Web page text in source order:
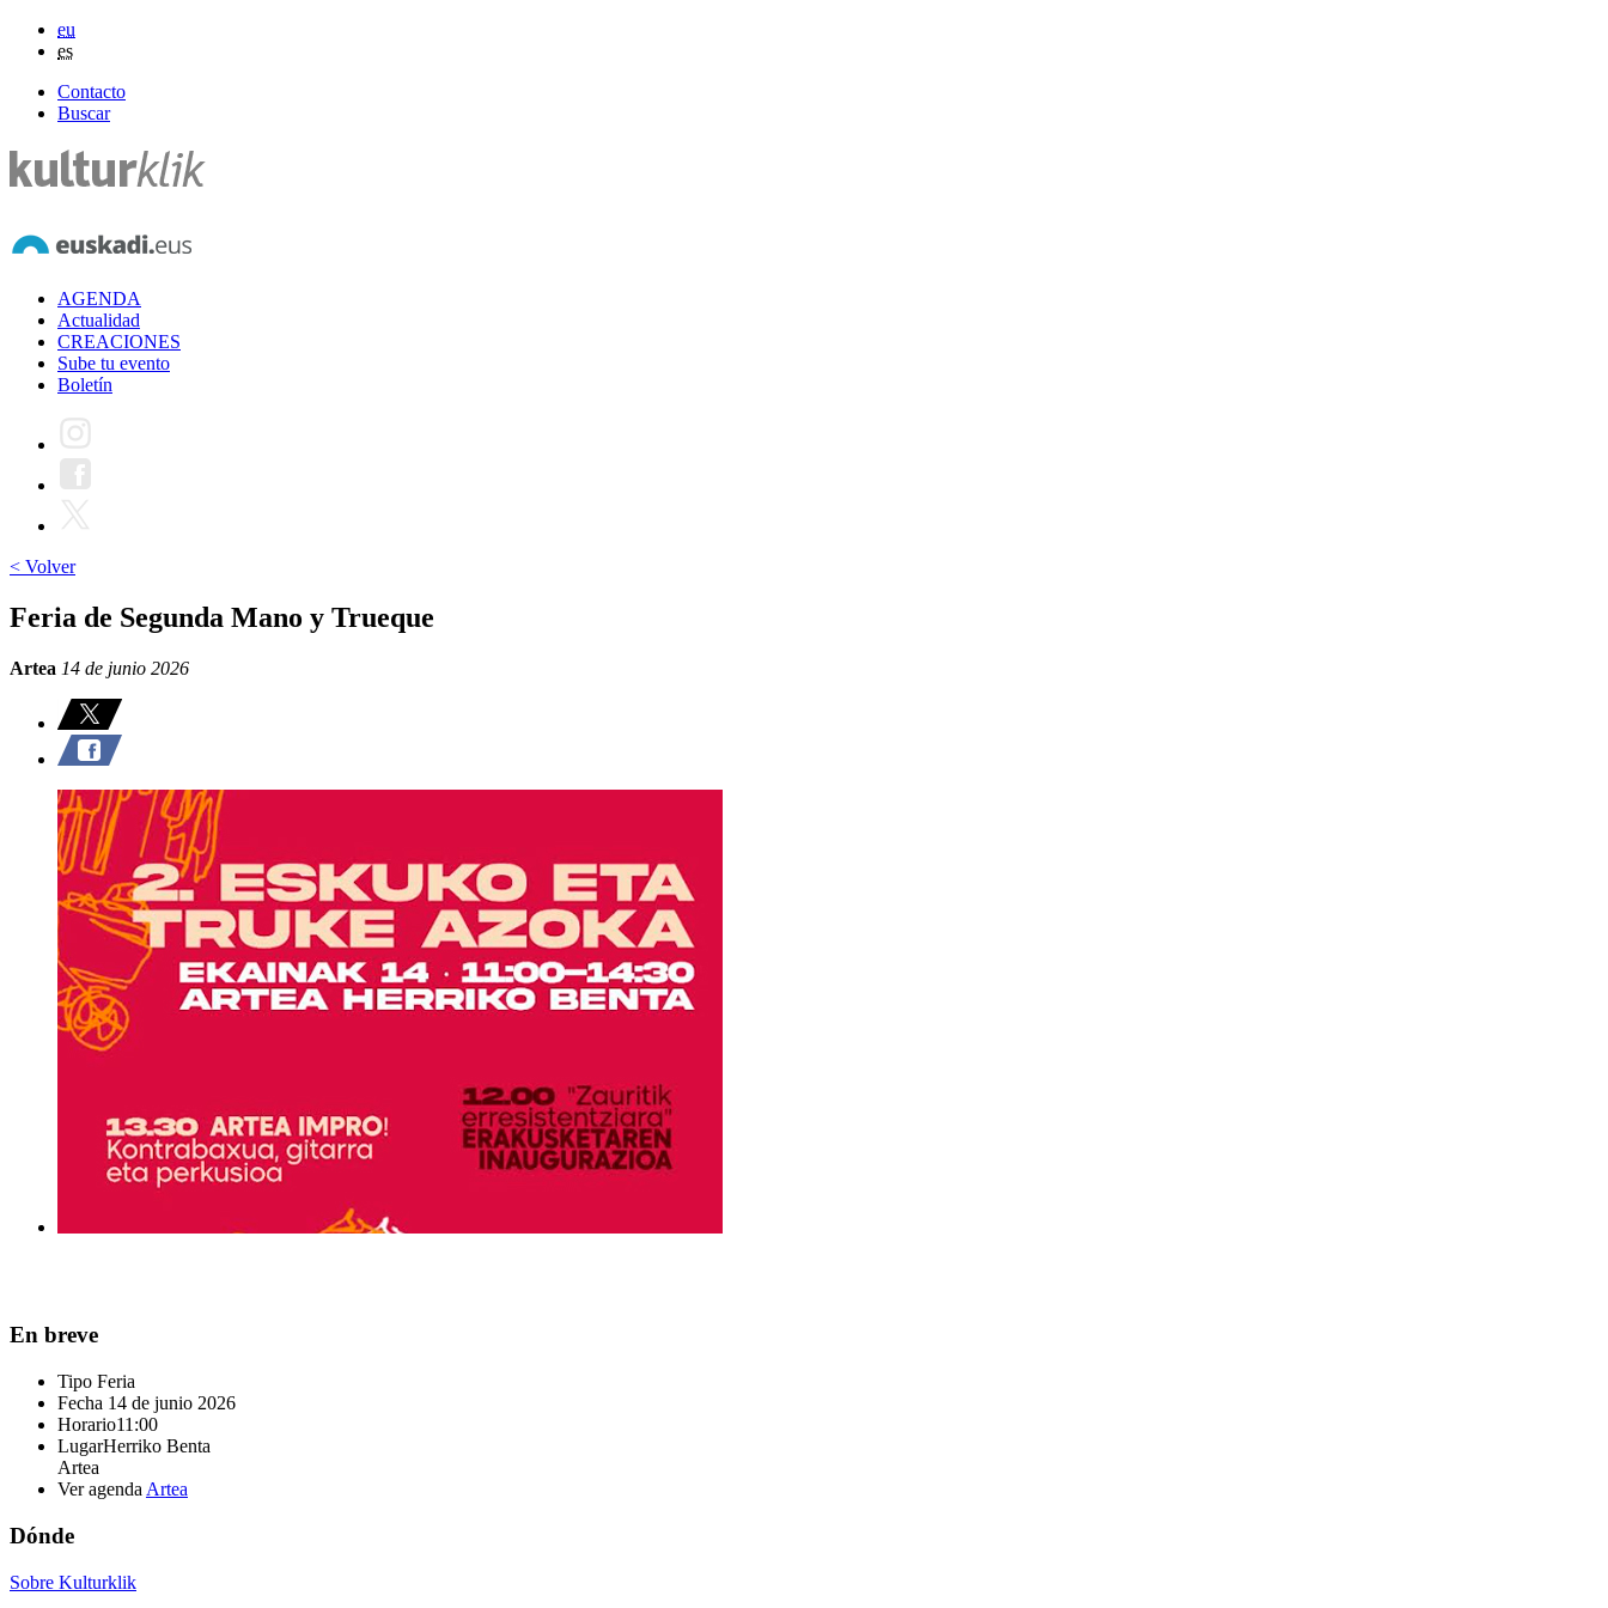
eu
es
Contacto
Buscar
AGENDA
Actualidad
CREACIONES
Sube tu evento
Boletín
< Volver
Feria de Segunda Mano y Trueque
Artea 14 de junio 2026
En breve
Tipo Feria
Fecha 14 de junio 2026
Horario11:00
LugarHerriko Benta
Artea
Ver agenda Artea
Dónde
Sobre Kulturklik